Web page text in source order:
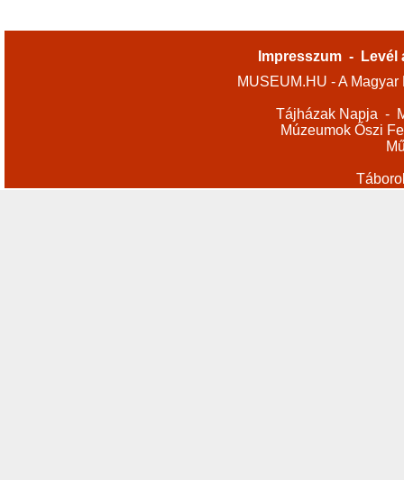
Impresszum -
Levél
MUSEUM.HU - A
Tájházak Napja -
Múzeumok Őszi